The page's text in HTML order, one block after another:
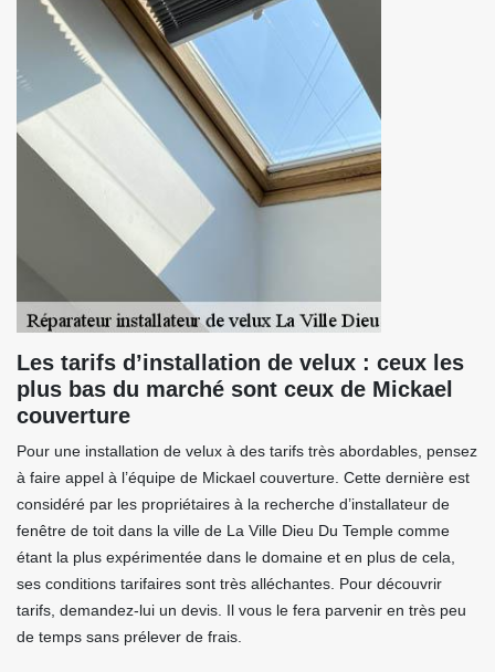
Les tarifs d’installation de velux : ceux les
plus bas du marché sont ceux de Mickael
couverture
Pour une installation de velux à des tarifs très abordables, pensez
à faire appel à l’équipe de Mickael couverture. Cette dernière est
considéré par les propriétaires à la recherche d’installateur de
fenêtre de toit dans la ville de La Ville Dieu Du Temple comme
étant la plus expérimentée dans le domaine et en plus de cela,
ses conditions tarifaires sont très alléchantes. Pour découvrir
tarifs, demandez-lui un devis. Il vous le fera parvenir en très peu
de temps sans prélever de frais.